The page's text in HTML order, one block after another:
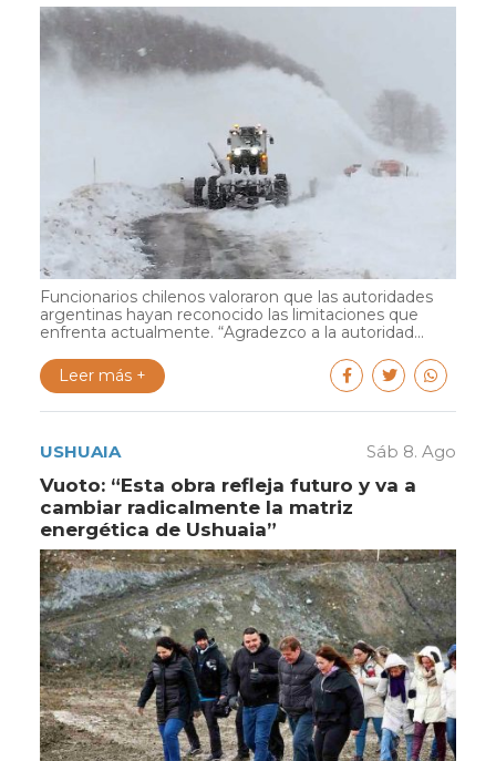
Funcionarios chilenos valoraron que las autoridades
argentinas hayan reconocido las limitaciones que
enfrenta actualmente. “Agradezco a la autoridad...
Leer más +
USHUAIA Sáb 8. Ago
Vuoto: “Esta obra refleja futuro y va a
cambiar radicalmente la matriz
energética de Ushuaia”